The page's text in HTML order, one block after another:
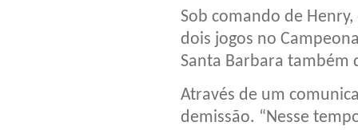
Sob comando de
dois jogos no
Santa Barbara também
Através de um
demissão. “Nesse